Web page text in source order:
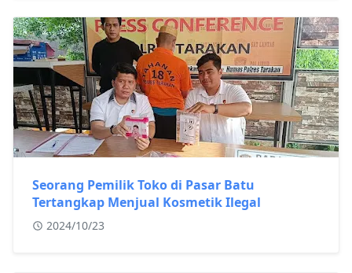
Seorang Pemilik Toko di Pasar Batu
Tertangkap Menjual Kosmetik Ilegal
2024/10/23